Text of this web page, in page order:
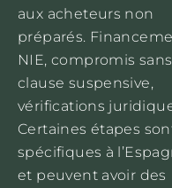
aux acheteurs non
préparés.
NIE, compromis sans
clause suspensive,
vérifications
Certaines étapes
spécifiques à
et peuvent avoir des